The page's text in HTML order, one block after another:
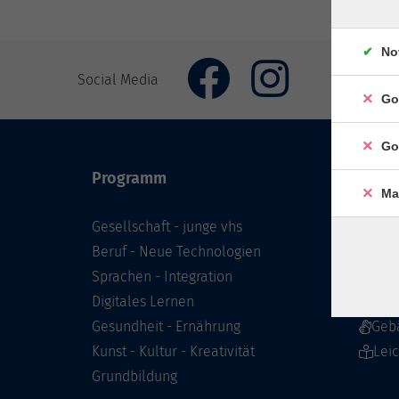
Social Media
Programm
Gesellschaft - junge vhs
Beruf - Neue Technologien
Sprachen - Integration
Digitales Lernen
Gesundheit - Ernährung
Kunst - Kultur - Kreativität
Grundbildung